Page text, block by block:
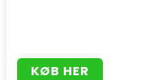
KØB HER